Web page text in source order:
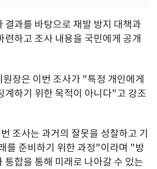
결과를 바탕으로 재발 방지 대책과
련하고 조사 내용을 국민에게 공개
장은 이번 조사가 "특정 개인에게
계하기 위한 목적이 아니다"고 강조
조사는 과거의 잘못을 성찰하고 기
를 준비하기 위한 과정"이라며 "방
통합을 통해 미래로 나아갈 수 있는